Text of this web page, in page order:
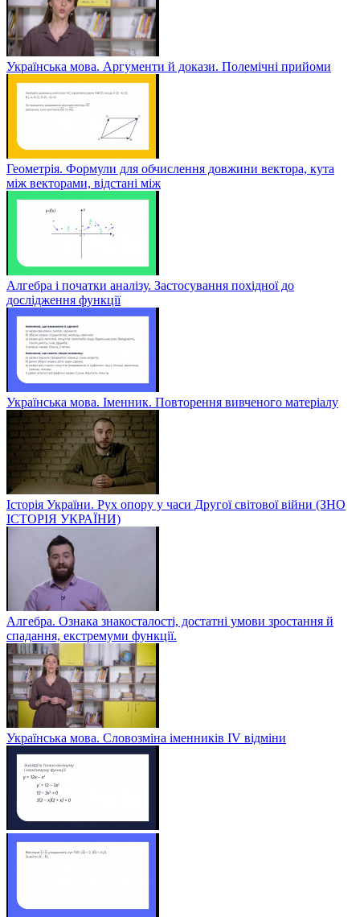
Українська мова. Аргументи й докази. Полемічні прийоми
Геометрія. Формули для обчислення довжини вектора, кута
між векторами, відстані між
Алгебра і початки аналізу. Застосування похідної до
дослідження функції
Українська мова. Іменник. Повторення вивченого матеріалу
Історія України. Рух опору у часи Другої світової війни (ЗНО
ІСТОРІЯ УКРАЇНИ)
Алгебра. Ознака знакосталості, достатні умови зростання й
спадання, екстремуми функції.
Українська мова. Словозміна іменників ІV відміни